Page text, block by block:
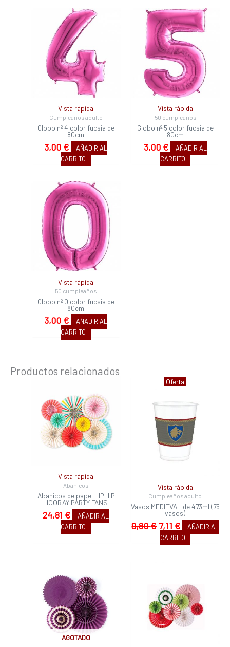
Vista rápida
Cumpleaños adulto
Globo nº 4 color fucsia de
80cm
3,00 €
AÑADIR AL
CARRITO
Vista rápida
50 cumpleaños
Globo nº 5 color fucsia de
80cm
3,00 €
AÑADIR AL
CARRITO
Vista rápida
50 cumpleaños
Globo nº 0 color fucsia de
80cm
3,00 €
AÑADIR AL
CARRITO
Productos relacionados
Vista rápida
Abanicos
Abanicos de papel HIP HIP
HOORAY PARTY FANS
24,81 €
AÑADIR AL
CARRITO
¡Oferta!
Vista rápida
Cumpleaños adulto
Vasos MEDIEVAL de 473ml (75
vasos)
9,80€
El
original
era:
9,80 €.
7,11 €
El
actual
es:
7,11 €.
AÑADIR AL
CARRITO
AGOTADO